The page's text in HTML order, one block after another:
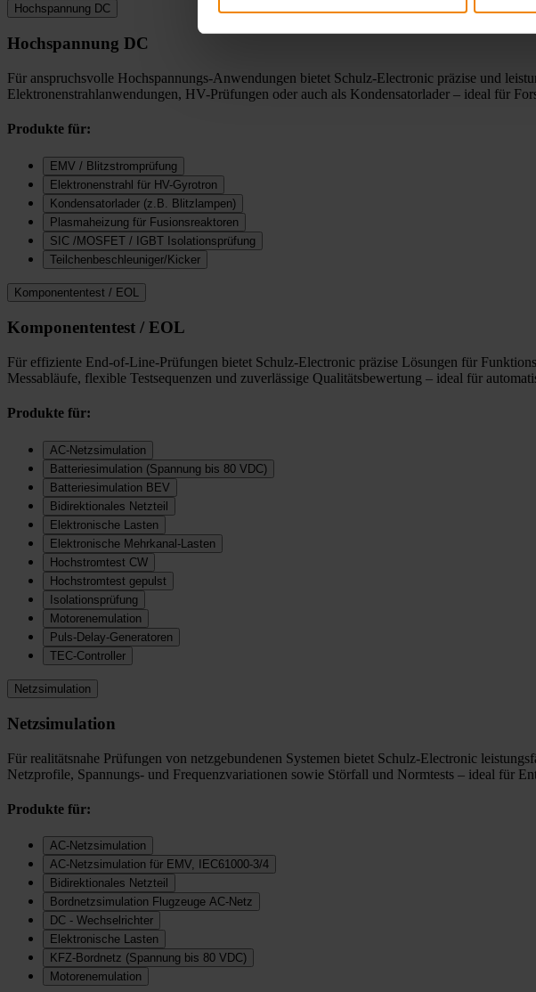
Hochspannung DC
Hochspannung DC
Für anspruchsvolle Hochspannungs-Anwendungen bietet Schulz-Electronic präzise und
Elektronenstrahlanwendungen, HV-Prüfungen oder auch als Kondensatorlader – ideal für
Produkte für:
EMV / Blitzstromprüfung
Elektronenstrahl für HV-Gyrotron
Kondensatorlader (z.B. Blitzlampen)
Plasmaheizung für Fusionsreaktoren
SIC /MOSFET / IGBT Isolationsprüfung
Teilchenbeschleuniger/Kicker
Komponententest / EOL
Komponententest / EOL
Für effiziente End-of-Line-Prüfungen bietet Schulz-Electronic präzise Lösungen für
Messabläufe, flexible Testsequenzen und zuverlässige Qualitätsbewertung – ideal für
Produkte für:
AC-Netzsimulation
Batteriesimulation (Spannung bis 80 VDC)
Batteriesimulation BEV
Bidirektionales Netzteil
Elektronische Lasten
Elektronische Mehrkanal-Lasten
Hochstromtest CW
Hochstromtest gepulst
Isolationsprüfung
Motorenemulation
Puls-Delay-Generatoren
TEC-Controller
Netzsimulation
Netzsimulation
Für realitätsnahe Prüfungen von netzgebundenen Systemen bietet Schulz-Electronic
Netzprofile, Spannungs- und Frequenzvariationen sowie Störfall und Normtests – ideal für
Produkte für:
AC-Netzsimulation
AC-Netzsimulation für EMV, IEC61000-3/4
Bidirektionales Netzteil
Bordnetzsimulation Flugzeuge AC-Netz
DC - Wechselrichter
Elektronische Lasten
KFZ-Bordnetz (Spannung bis 80 VDC)
Motorenemulation